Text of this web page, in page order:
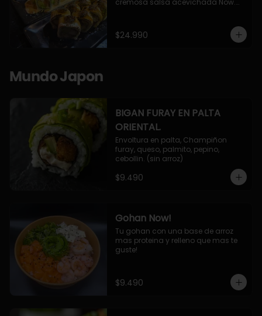
cremosa salsa acevichada Now.
palta, cubierto con topping de
chimichurri de la casa flambeado.
$24.990
Mundo Japon
BIGAN FURAY EN PALTA
ORIENTAL.
Envoltura en palta, Champiñon
furay, queso, palmito, pepino,
cebollin. (sin arroz)
$9.490
Gohan Now!
Tu gohan con una base de arroz
mas proteina y relleno que mas te
guste!
$9.490